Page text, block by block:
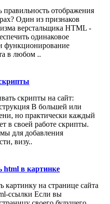
правильность отображения
Один из признаков
верстальщика HTML -
одинаковое
функционирование
в любом ..
скрипты на сайт:
В большей или
но практически каждый
в своей работе скрипты.
для добавления
визу..
html в картинке
картинку на странице сайта
ссылки Если вы